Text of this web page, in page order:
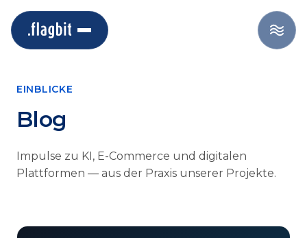
EINBLICKE
Blog
Impulse zu KI, E-Commerce und digitalen
Plattformen — aus der Praxis unserer Projekte.